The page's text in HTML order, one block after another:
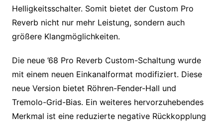
Helligkeitsschalter. Somit bietet der Custom Pro
Reverb nicht nur mehr Leistung, sondern auch
größere Klangmöglichkeiten.
Die neue ’68 Pro Reverb Custom-Schaltung wurde
mit einem neuen Einkanalformat modifiziert. Diese
neue Version bietet Röhren-Fender-Hall und
Tremolo-Grid-Bias. Ein weiteres hervorzuhebendes
Merkmal ist eine reduzierte negative Rückkopplung